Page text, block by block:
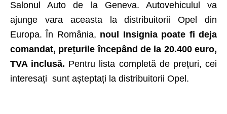
Salonul Auto de la Geneva. Autovehiculul va
ajunge vara aceasta la distribuitorii Opel din
Europa. În România, noul Insignia poate fi deja
comandat, prețurile începând de la 20.400 euro,
TVA inclusă. Pentru lista completă de prețuri, cei
interesați sunt așteptați la distribuitorii Opel.